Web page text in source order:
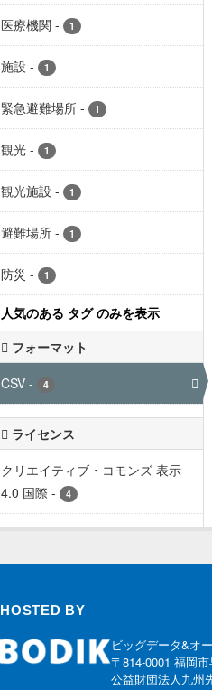
医療機関 - 1
施設 - 1
緊急避難場所 - 1
観光 - 1
観光施設 - 1
避難場所 - 1
防災 - 1
人気のある タグ のみを表示
フォーマット
CSV - 4
ライセンス
クリエイティブ・コモンズ 表示
4.0 国際 - 4
HOSTED BY
ビッグデータ&オ
〒814-0001 福岡
公益財団法人九州